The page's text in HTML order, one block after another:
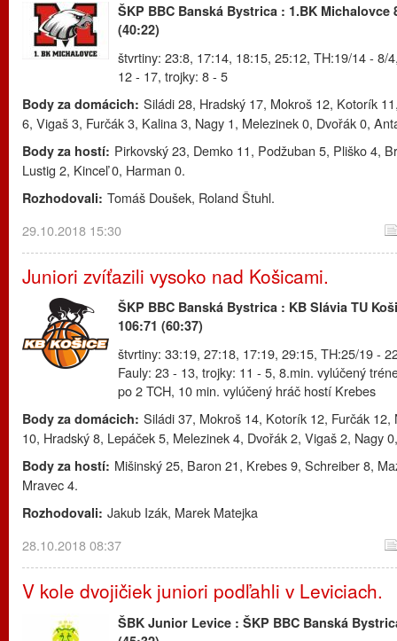
ŠKP BBC Banská Bystrica : 1.BK Michalovce
(40:22)
štvrtiny: 23:8, 17:14, 18:15, 25:12, TH:19/14 - 8/
12 - 17, trojky: 8 - 5
Body za domácich: Siládi 28, Hradský 17, Mokroš 12, Kotorík
6, Vigaš 3, Furčák 3, Kalina 3, Nagy 1, Melezinek 0, Dvořák 0,
Body za hostí: Pirkovský 23, Demko 11, Podžuban 5, Pliško 4,
Lustig 2, Kinceľ 0, Harman 0.
Rozhodovali: Tomáš Doušek, Roland Štuhl.
29.10.2018 15:30
Juniori zvíťazili vysoko nad Košicami.
ŠKP BBC Banská Bystrica : KB Slávia TU
106:71 (60:37)
štvrtiny: 33:19, 27:18, 17:19, 29:15, TH:25/19 -
Fauly: 23 - 13, trojky: 11 - 5, 8.min. vylúčený
po 2 TCH, 10 min. vylúčený hráč hostí Krebes
Body za domácich: Siládi 37, Mokroš 14, Kotorík 12, Furčák 12,
10, Hradský 8, Lepáček 5, Melezinek 4, Dvořák 2, Vigaš 2, Nagy
Body za hostí: Mišinský 25, Baron 21, Krebes 9, Schreiber 8,
Mravec 4.
Rozhodovali: Jakub Izák, Marek Matejka
28.10.2018 08:37
V kole dvojičiek juniori podľahli v Leviciach.
ŠBK Junior Levice : ŠKP BBC Banská